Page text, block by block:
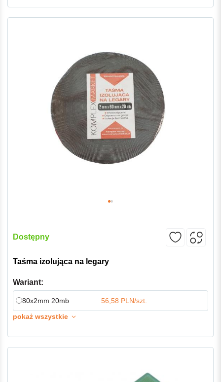
Dostępny
Taśma izolująca na legary
Wariant:
80x2mm 20mb
56,58 PLN/szt.
pokaż wszystkie